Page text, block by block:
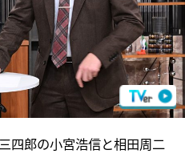
四郎の小宮浩信と相田周二